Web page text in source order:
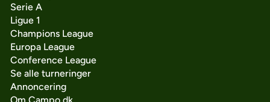
Serie A
Ligue 1
Champions League
Europa League
Conference League
Se alle turneringer
Annoncering